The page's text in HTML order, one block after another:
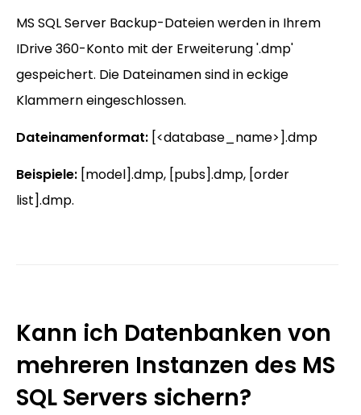
MS SQL Server Backup-Dateien werden in Ihrem
IDrive 360-Konto mit der Erweiterung '.dmp'
gespeichert. Die Dateinamen sind in eckige
Klammern eingeschlossen.
Dateinamenformat: [<database_name>].dmp
Beispiele: [model].dmp, [pubs].dmp, [order
list].dmp.
Kann ich Datenbanken von
mehreren Instanzen des MS
SQL Servers sichern?